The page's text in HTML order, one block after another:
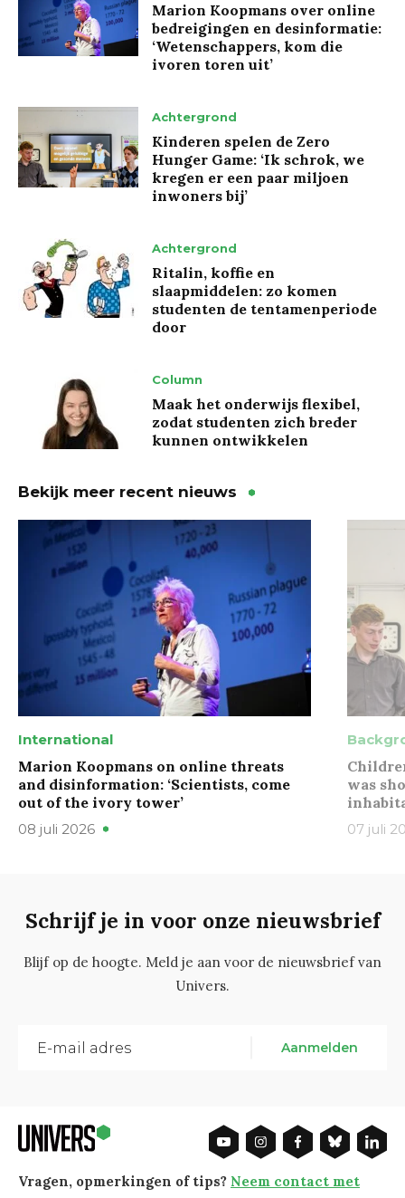
Marion Koopmans over online
bedreigingen en desinformatie:
‘Wetenschappers, kom die
ivoren toren uit’
Achtergrond
Kinderen spelen de Zero
Hunger Game: ‘Ik schrok, we
kregen er een paar miljoen
inwoners bij’
Achtergrond
Ritalin, koffie en
slaapmiddelen: zo komen
studenten de tentamenperiode
door
Column
Maak het onderwijs flexibel,
zodat studenten zich breder
kunnen ontwikkelen
Bekijk meer recent nieuws
International
Marion Koopmans on online threats
and disinformation: ‘Scientists, come
out of the ivory tower’
08 juli 2026
was
07 juli
Schrijf je in voor onze nieuwsbrief
Blijf op de hoogte. Meld je aan voor de nieuwsbrief van
Univers.
Aanmelden
Vragen, opmerkingen of tips? Neem contact met